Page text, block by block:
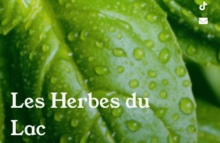
Les Herbes du
Lac